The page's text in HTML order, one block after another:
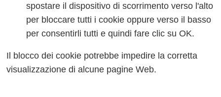
spostare il dispositivo di scorrimento verso l'alto
per bloccare tutti i cookie oppure verso il basso
per consentirli tutti e quindi fare clic su OK.
Il blocco dei cookie potrebbe impedire la corretta
visualizzazione di alcune pagine Web.